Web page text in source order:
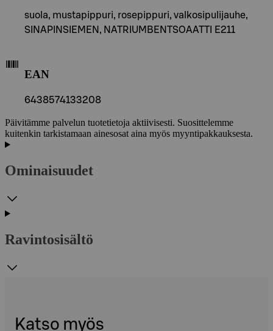
suola, mustapippuri, rosepippuri, valkosipulijauhe,
SINAPINSIEMEN, NATRIUMBENTSOAATTI E211
EAN
6438574133208
Päivitämme palvelun tuotetietoja aktiivisesti. Suosittelemme
kuitenkin tarkistamaan ainesosat aina myös myyntipakkauksesta.
Ominaisuudet
Ravintosisältö
Katso myös